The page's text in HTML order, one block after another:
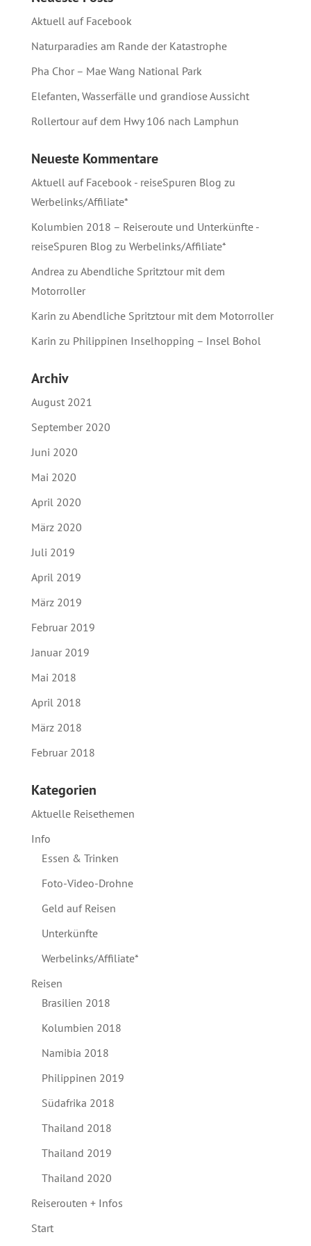
Aktuell auf Facebook
Naturparadies am Rande der Katastrophe
Pha Chor – Mae Wang National Park
Elefanten, Wasserfälle und grandiose Aussicht
Rollertour auf dem Hwy 106 nach Lamphun
Neueste Kommentare
Aktuell auf Facebook - reiseSpuren Blog zu
Werbelinks/Affiliate*
Kolumbien 2018 – Reiseroute und Unterkünfte -
reiseSpuren Blog zu Werbelinks/Affiliate*
Andrea zu Abendliche Spritztour mit dem
Motorroller
Karin zu Abendliche Spritztour mit dem Motorroller
Karin zu Philippinen Inselhopping – Insel Bohol
Archiv
August 2021
September 2020
Juni 2020
Mai 2020
April 2020
März 2020
Juli 2019
April 2019
März 2019
Februar 2019
Januar 2019
Mai 2018
April 2018
März 2018
Februar 2018
Kategorien
Aktuelle Reisethemen
Info
Essen & Trinken
Foto-Video-Drohne
Geld auf Reisen
Unterkünfte
Werbelinks/Affiliate*
Reisen
Brasilien 2018
Kolumbien 2018
Namibia 2018
Philippinen 2019
Südafrika 2018
Thailand 2018
Thailand 2019
Thailand 2020
Reiserouten + Infos
Start